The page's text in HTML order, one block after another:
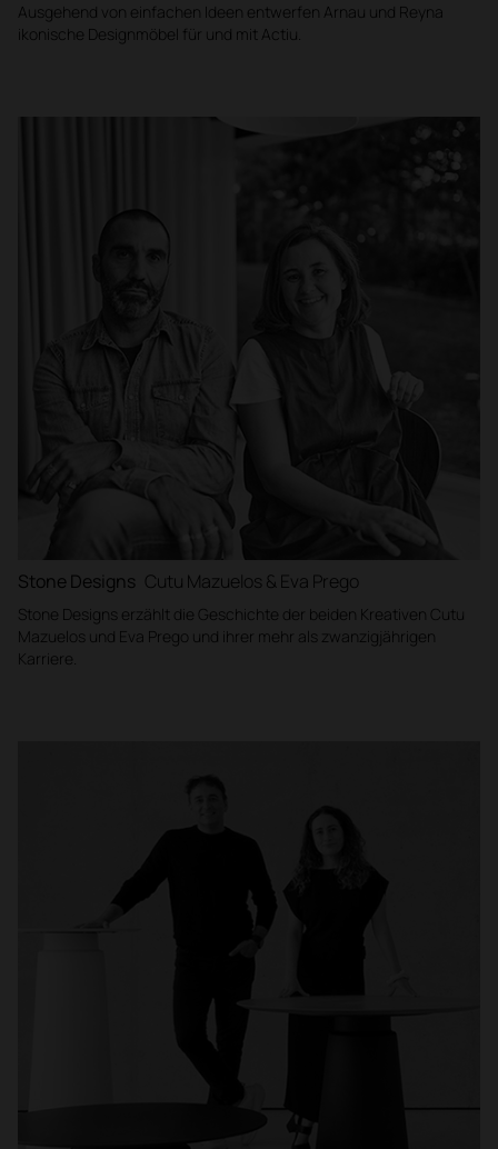
Ausgehend von einfachen Ideen entwerfen Arnau und Reyna
ikonische Designmöbel für und mit Actiu.
Stone Designs Cutu Mazuelos & Eva Prego
Stone Designs erzählt die Geschichte der beiden Kreativen Cutu
Mazuelos und Eva Prego und ihrer mehr als zwanzigjährigen
Karriere.